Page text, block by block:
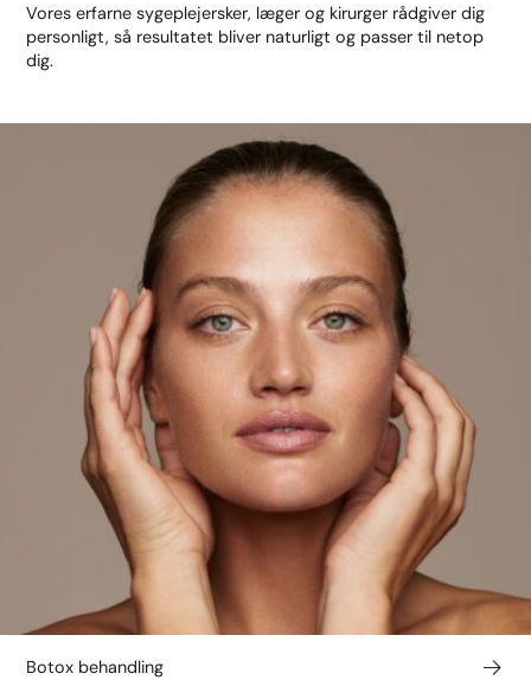
Vores erfarne sygeplejersker, læger og kirurger rådgiver dig
personligt, så resultatet bliver naturligt og passer til netop
dig.
Botox behandling